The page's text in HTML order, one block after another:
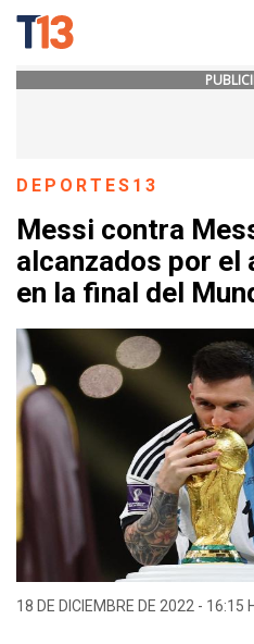
DEPORTES13
Messi contra
alcanzados por el
en la final del
18 DE DICIEMBRE DE 2022 - 16:15